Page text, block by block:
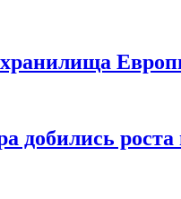
добились роста